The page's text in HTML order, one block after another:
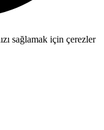
sağlamak için çerezler